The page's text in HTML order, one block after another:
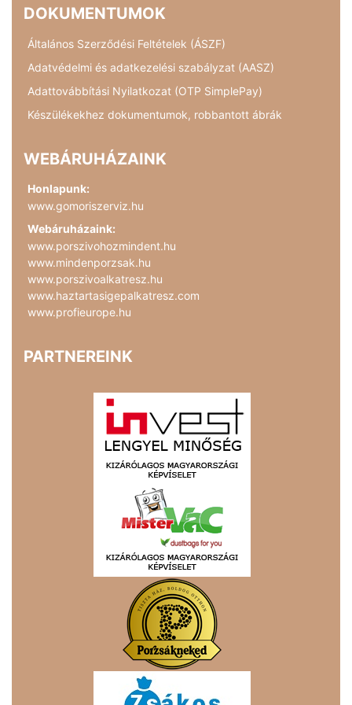
DOKUMENTUMOK
Általános Szerződési Feltételek (ÁSZF)
Adatvédelmi és adatkezelési szabályzat (AASZ)
Adattovábbítási Nyilatkozat (OTP SimplePay)
Készülékekhez dokumentumok, robbantott ábrák
WEBÁRUHÁZAINK
Honlapunk:
www.gomoriszerviz.hu
Webáruházaink:
www.porszivohozmindent.hu
www.mindenporzsak.hu
www.porszivoalkatresz.hu
www.haztartasigepalkatresz.com
www.profieurope.hu
PARTNEREINK